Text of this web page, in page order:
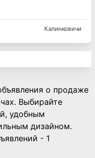
Калинковичи
о продаже
Выбирайте
удобным
дизайном.
- 1